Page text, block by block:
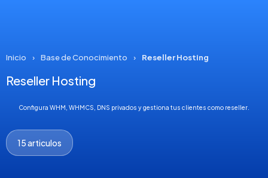
Inicio › Base de Conocimiento › Reseller Hosting
Reseller Hosting
Configura WHM, WHMCS, DNS privados y gestiona tus clientes como reseller.
15 articulos